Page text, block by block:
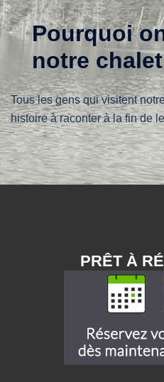
Pourquoi
notre
Tous les gens qui visitent
histoire à raconter à la fin de
PRÊT À